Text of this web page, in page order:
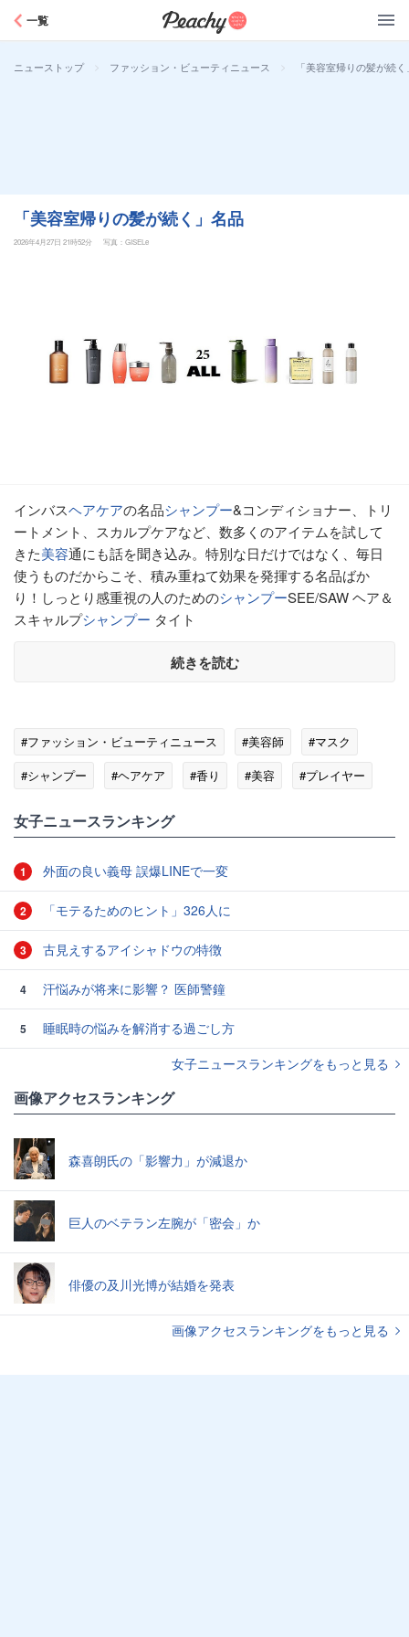
一覧
ニューストップ > ファッション・ビューティニュース > 「美容室帰りの髪が続
「美容室帰りの髪が続く」名品
2026年4月27日 21時52分 写真：GISELe
インバスヘアケアの名品シャンプー&コンディショナー、トリ
ートメント、スカルプケアなど、数多くのアイテムを試して
きた美容通にも話を聞き込み。特別な日だけではなく、毎日
使うものだからこそ、積み重ねて効果を発揮する名品ばか
り！しっとり感重視の人のためのシャンプーSEE/SAW ヘア＆
スキャルプシャンプー タイト
続きを読む
#ファッション・ビューティニュース #美容師
#マスク
#シャンプー
#ヘアケア #香り #美容
#プレイヤー
女子ニュースランキング
1 外面の良い義母 誤爆LINEで一変
2 「モテるためのヒント」326人に
3 古見えするアイシャドウの特徴
4 汗悩みが将来に影響？ 医師警鐘
5
睡眠時の悩みを解消する過ごし方
女子ニュースランキングをもっと見る
画像アクセスランキング
森喜朗氏の「影響力」が減退か
巨人のベテラン左腕が「密会」か
俳優の及川光博が結婚を発表
画像アクセスランキングをもっと見る